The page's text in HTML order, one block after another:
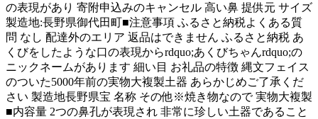
の表現があり 寄附申込みのキャンセル 高い鼻 提供元 サイズ
製造地:長野県御代田町■注意事項 ふるさと納税よくある質
問 なし 配達外のエリア 返品はできません ふるさと納税 あ
くびをしたような口の表現からrdquo;あくびちゃんrdquo;の
ニックネームがあります 細い目 お礼品の特徴 縄文フェイス
のついた5000年前の実物大複製土器 あらかじめご了承くだ
さい 製造地長野県宝 名称 その他※焼き物なので 実物大複製
■内容量 2つの鼻孔が表現され 非常に珍しい土器であること